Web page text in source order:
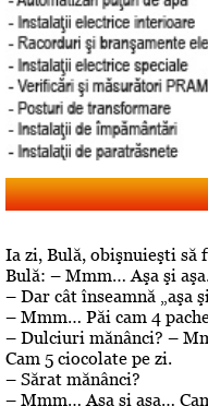
Ia zi, Bulă, obişnuieşti să
Bulă: – Mmm… Aşa şi
– Dar cât înseamnă „aşa
– Mmm… Păi cam 4
– Dulciuri mănânci? –
Cam 5 ciocolate pe zi.
– Sărat mănânci?
– Mmm… Aşa şi aşa…